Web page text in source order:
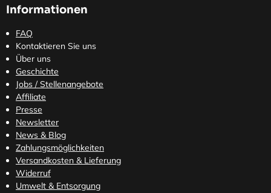
Informationen
FAQ
Kontaktieren Sie uns
Über uns
Geschichte
Jobs / Stellenangebote
Affiliate
Presse
Newsletter
News & Blog
Zahlungsmöglichkeiten
Versandkosten & Lieferung
Widerruf
Umwelt & Entsorgung